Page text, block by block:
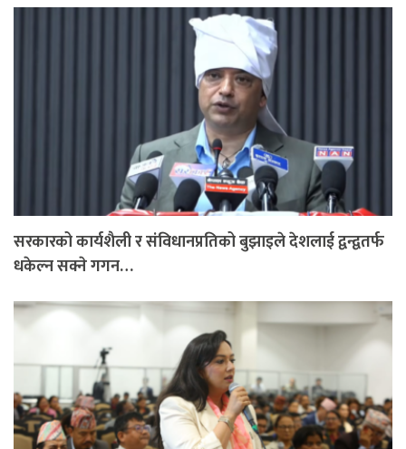
सरकारको कार्यशैली र संविधानप्रतिको बुझाइले देशलाई द्वन्द्वतर्फ
धकेल्न सक्ने गगन…